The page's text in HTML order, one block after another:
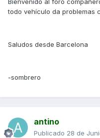
Bienvenido al foro
todo vehículo da problemas
Saludos desde Barcelona
-sombrero
antino
Publicado 28 de